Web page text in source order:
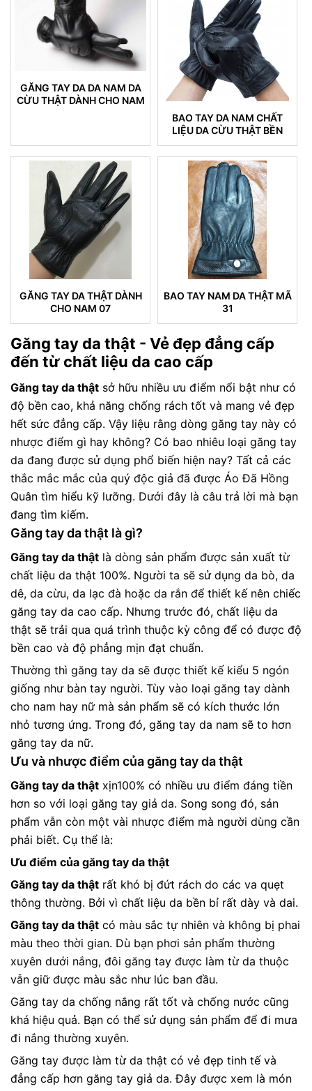
GĂNG TAY DA DA NAM DA
CỪU THẬT DÀNH CHO NAM
BAO TAY DA NAM CHẤT
LIỆU DA CỪU THẬT BỀN
ĐẸP KHÔNG NỔ DA 16
GĂNG TAY DA THẬT DÀNH
CHO NAM 07
BAO TAY NAM DA THẬT MÃ
31
Găng tay da thật - Vẻ đẹp đẳng cấp
đến từ chất liệu da cao cấp
Găng tay da thật sở hữu nhiều ưu điểm nổi bật như có
độ bền cao, khả năng chống rách tốt và mang vẻ đẹp
hết sức đẳng cấp. Vậy liệu rằng dòng găng tay này có
nhược điểm gì hay không? Có bao nhiêu loại găng tay
da đang được sử dụng phổ biến hiện nay? Tất cả các
thắc mắc mắc của quý độc giả đã được Áo Đã Hồng
Quân tìm hiểu kỹ lưỡng. Dưới đây là câu trả lời mà bạn
đang tìm kiếm.
Găng tay da thật là gì?
Găng tay da thật là dòng sản phẩm được sản xuất từ
chất liệu da thật 100%. Người ta sẽ sử dụng da bò, da
dê, da cừu, da lạc đà hoặc da rắn để thiết kế nên chiếc
găng tay da cao cấp. Nhưng trước đó, chất liệu da
thật sẽ trải qua quá trình thuộc kỳ công để có được độ
bền cao và độ phẳng mịn đạt chuẩn.
Thường thì găng tay da sẽ được thiết kế kiểu 5 ngón
giống như bàn tay người. Tùy vào loại găng tay dành
cho nam hay nữ mà sản phẩm sẽ có kích thước lớn
nhỏ tương ứng. Trong đó, găng tay da nam sẽ to hơn
găng tay da nữ.
Ưu và nhược điểm của găng tay da thật
Găng tay da thật xịn100% có nhiều ưu điểm đáng tiền
hơn so với loại găng tay giả da. Song song đó, sản
phẩm vẫn còn một vài nhược điểm mà người dùng cần
phải biết. Cụ thể là:
Ưu điểm của găng tay da thật
Găng tay da thật rất khó bị đứt rách do các va quẹt
thông thường. Bởi vì chất liệu da bền bỉ rất dày và dai.
Găng tay da thật có màu sắc tự nhiên và không bị phai
màu theo thời gian. Dù bạn phơi sản phẩm thường
xuyên dưới nắng, đôi găng tay được làm từ da thuộc
vẫn giữ được màu sắc như lúc ban đầu.
Găng tay da chống nắng rất tốt và chống nước cũng
khá hiệu quả. Bạn có thể sử dụng sản phẩm để đi mưa
đi nắng thường xuyên.
Găng tay được làm từ da thật có vẻ đẹp tinh tế và
đẳng cấp hơn găng tay giả da. Đây được xem là món